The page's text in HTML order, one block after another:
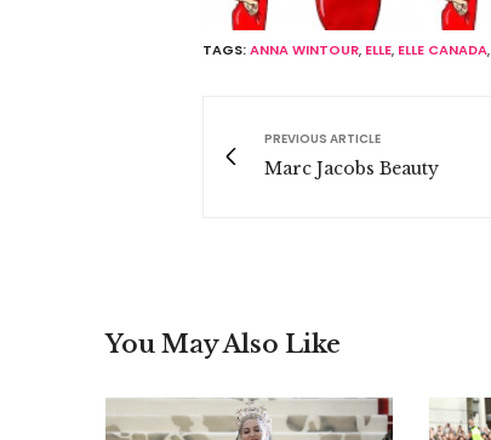
TAGS:ANNA WINTOUR, ELLE, ELLE CANADA,
PREVIOUS ARTICLE
Marc Jacobs Beauty
You May Also Like